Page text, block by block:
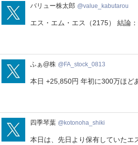
value_kabutarou
バリュー株太郎 value_kabutarou
エス・エム・エス（2175） 結
FA_stock_0813
ふぁ@株 FA_stock_0813
本日 +25,850円 年初に300万ほど
kotonoha_shiki
四季琴葉 kotonoha_shiki
本日は、先日より保有していたエ